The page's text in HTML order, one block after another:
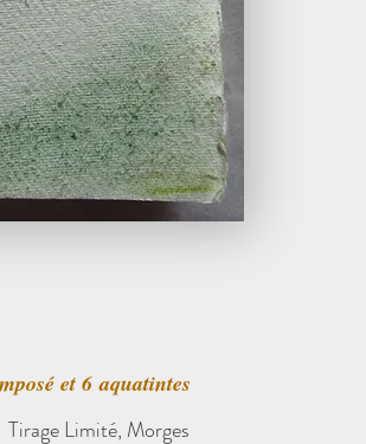
et 6 aquatintes
Tirage Limité, Morges